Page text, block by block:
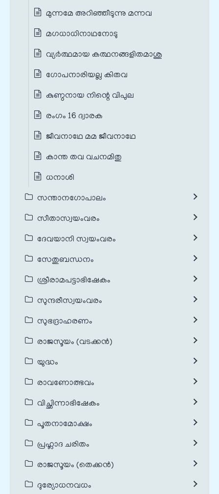
മുന്നമേ അറിഞ്ഞീടുന്നു മന്നവ
മഗധാധിനാഥനോടു
വ്യർത്ഥമായ കത്ഥനങ്ങളിതമാശു
ഗോപനാരിയല്ല കിതവ
കുണ്ഠനായ നിന്റെ വിപുല
രംഗം 16 ദ്വാരക
ജീവനാഥേ മമ ജീവനാഥേ
കാന്ത തവ വചനമിതു
ധനാശി
സന്താനഗോപാലം
സീതാസ്വയംവരം
ദേവയാനി സ്വയംവരം
സേതുബന്ധനം
ശ്രീരാമപട്ടാഭിഷേകം
സുന്ദരീസ്വയംവരം
സുഭദ്രാഹരണം
രാജസൂയം (വടക്കൻ)
യുദ്ധം
രാവണോത്ഭവം
വിച്ഛിന്നാഭിഷേകം
പൂതനാമോക്ഷം
പ്രഹ്ലാദ ചരിതം
രാജസൂയം (തെക്കൻ)
ദുര്യോധനവധം